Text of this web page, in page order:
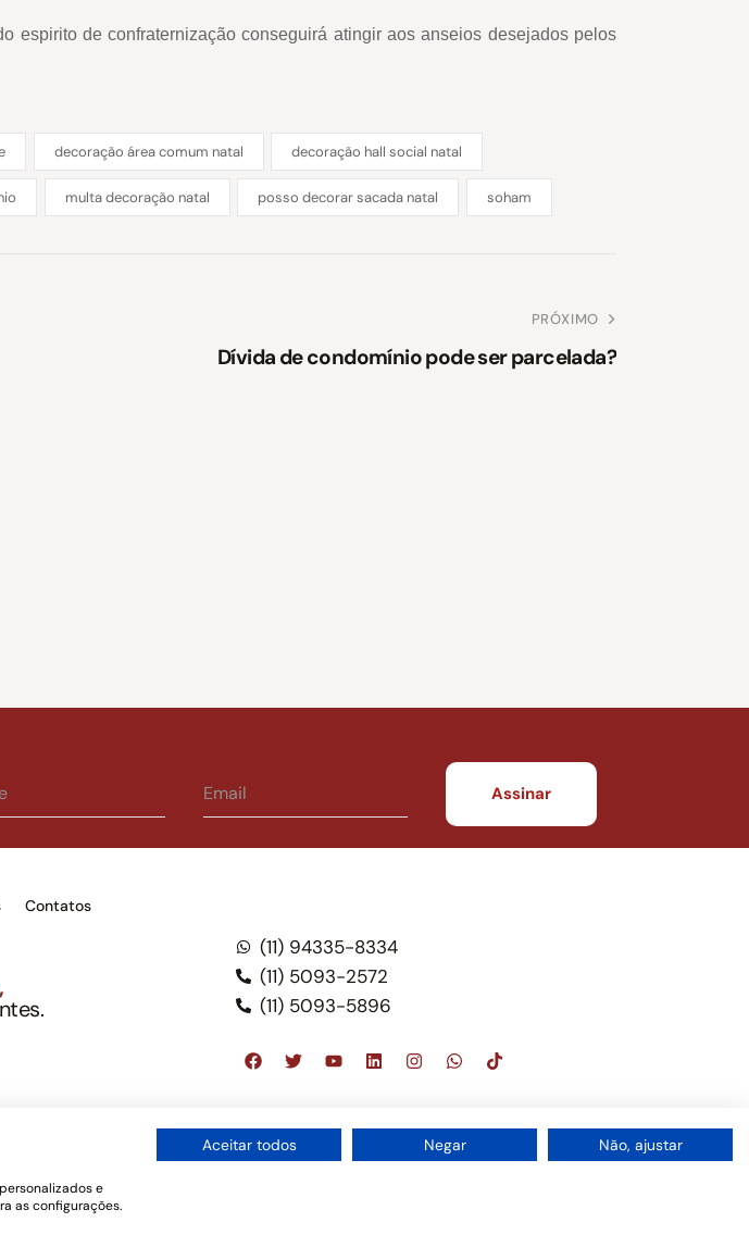
espirito de confraternização conseguirá atingir aos anseios desejados pelos
decoração área comum natal decoração hall social natal
multa decoração natal posso decorar sacada natal soham
PRÓXIMO
Dívida de condomínio pode ser parcelada?
Contatos
(11) 94335-8334
(11) 5093-2572
(11) 5093-5896
públicos oficiais. Somos um escritório de advocacia, que oferece apenas
de Ética e Disciplina da OAB do Brasil – Alexandre Berthe Pinto Soc. de Adv,
e
as configurações.
Aceitar todos Negar Não, ajustar